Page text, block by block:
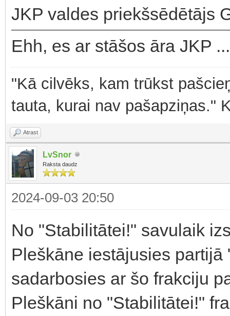
JKP valdes priekšsēdētājs
Ehh, es ar stāšos āra JKP
"Kā cilvēks, kam trūkst
tauta, kurai nav pašapziņas."
Atrast
LvSnor
Raksta daudz
2024-09-03 20:50
No "Stabilitātei!" savulaik
Pleškāne iestājusies
sadarbosies ar šo frakciju
Pleškāni no "Stabilitātei!"